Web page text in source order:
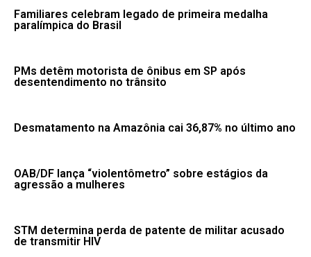
Familiares celebram legado de primeira medalha
paralímpica do Brasil
PMs detêm motorista de ônibus em SP após
desentendimento no trânsito
Desmatamento na Amazônia cai 36,87% no último ano
OAB/DF lança “violentômetro” sobre estágios da
agressão a mulheres
STM determina perda de patente de militar acusado
de transmitir HIV